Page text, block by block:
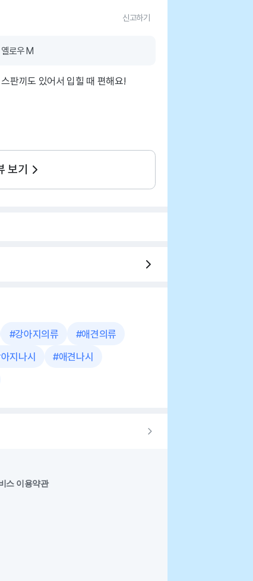
신고하기
로우 M
판끼도 있어서 입힐 때 편해요!
보기
#강아지의류 #애견의류
지나시 #애견나시
스 이용약관